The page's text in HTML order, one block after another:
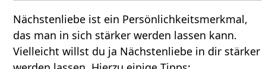
Nächstenliebe ist ein Persönlichkeitsmerkmal,
das man in sich stärker werden lassen kann.
Vielleicht willst du ja Nächstenliebe in dir stärker